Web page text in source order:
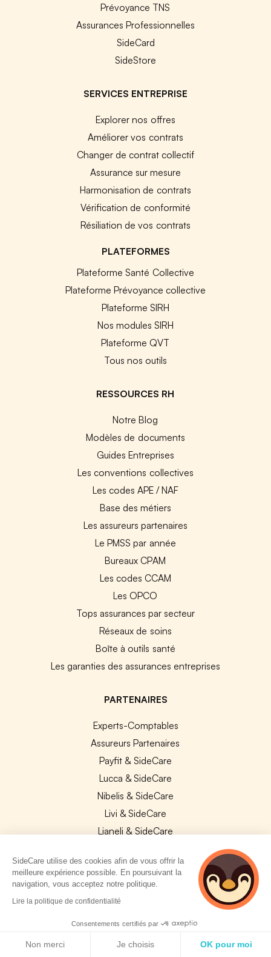
Prévoyance TNS
Assurances Professionnelles
SideCard
SideStore
SERVICES ENTREPRISE
Explorer nos offres
Améliorer vos contrats
Changer de contrat collectif
Assurance sur mesure
Harmonisation de contrats
Vérification de conformité
Résiliation de vos contrats
PLATEFORMES
Plateforme Santé Collective
Plateforme Prévoyance collective
Plateforme SIRH
Nos modules SIRH
Plateforme QVT
Tous nos outils
RESSOURCES RH
Notre Blog
Modèles de documents
Guides Entreprises
Les conventions collectives
Les codes APE / NAF
Base des métiers
Les assureurs partenaires
Le PMSS par année
Bureaux CPAM
Les codes CCAM
Les OPCO
Tops assurances par secteur
Réseaux de soins
Boîte à outils santé
Les garanties des assurances entreprises
PARTENAIRES
Experts-Comptables
Assureurs Partenaires
Payfit & SideCare
Lucca & SideCare
Nibelis & SideCare
Livi & SideCare
Lianeli & SideCare
API & INTEGRATIONS
API SideCare
Les SIRH / Systèmes de paie connectés
A PROPOS
SideCare utilise des cookies afin de vous offrir la
meilleure expérience possible. En poursuivant la
navigation, vous acceptez notre politique.
Lire la politique de confidentialité
Consentements certifiés par
Non merci Je choisis OK pour moi
2 personnes
consultent
actuellement cette